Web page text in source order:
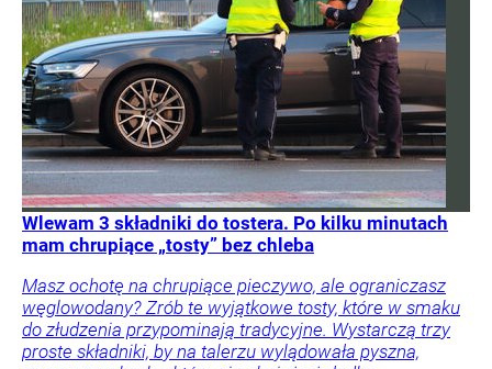
Wlewam 3 składniki do tostera. Po kilku minutach
mam chrupiące „tosty” bez chleba
Masz ochotę na chrupiące pieczywo, ale ograniczasz
węglowodany? Zrób te wyjątkowe tosty, które w smaku
do złudzenia przypominają tradycyjne. Wystarczą trzy
proste składniki, by na talerzu wylądowała pyszna,